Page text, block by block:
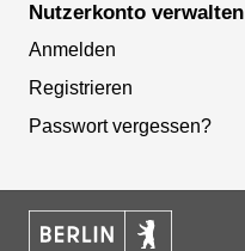
Nutzerkonto verwalten
Anmelden
Registrieren
Passwort vergessen?